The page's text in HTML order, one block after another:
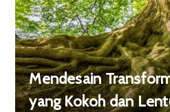
Mendesain
yang Kokoh dan